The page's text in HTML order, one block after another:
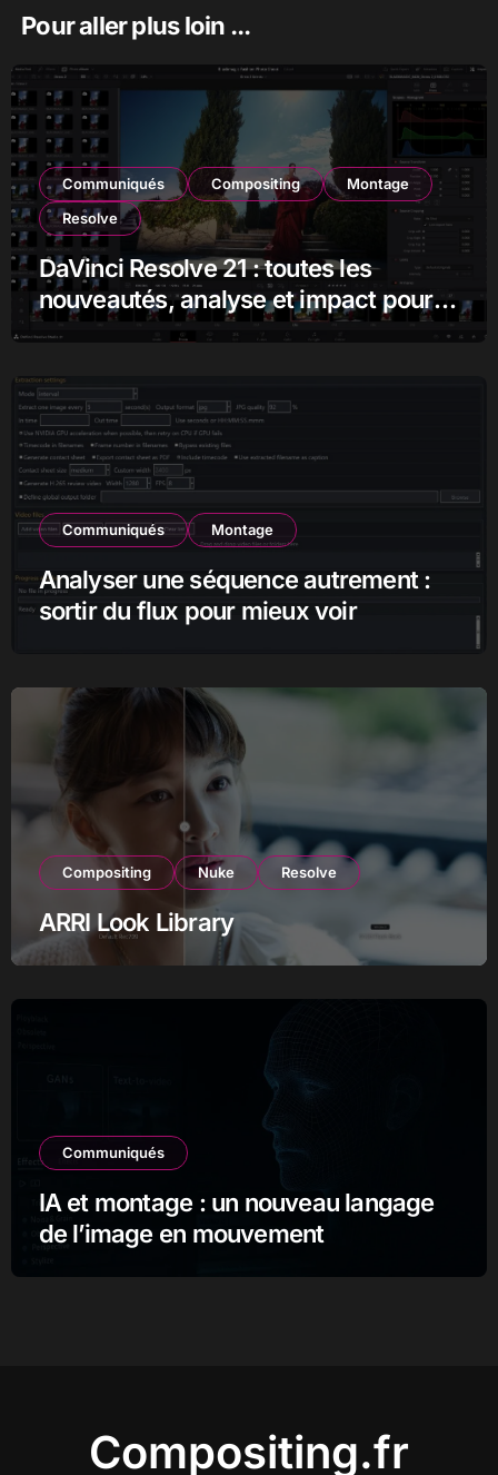
Pour aller plus loin ...
Communiqués Compositing
Montage
Resolve
DaVinci Resolve 21 : toutes les
nouveautés, analyse et impact pour
les monteurs, étalonneurs et
Communiqués Montage
Analyser une séquence autrement :
sortir du flux pour mieux voir
Compositing Nuke Resolve
ARRI Look Library
Communiqués
IA et montage : un nouveau langage
de l’image en mouvement
Compositing.fr